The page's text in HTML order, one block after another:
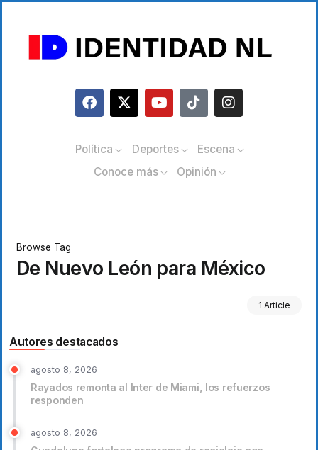
Política Deportes
Escena
Conoce más
Opinión
Browse Tag
De Nuevo León para México
1 Article
Autores destacados
agosto 8, 2026
Rayados remonta al Inter de Miami, los refuerzos
responden
agosto 8, 2026